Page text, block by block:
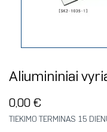
Aliumininiai
0,00 €
TIEKIMO TERMINAS 15